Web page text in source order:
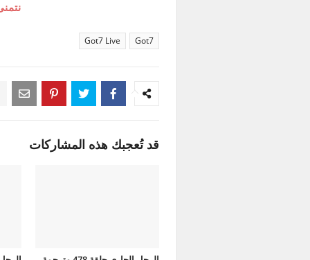
Got7
Got7 Live
قد تُعجبك هذه المشاركات